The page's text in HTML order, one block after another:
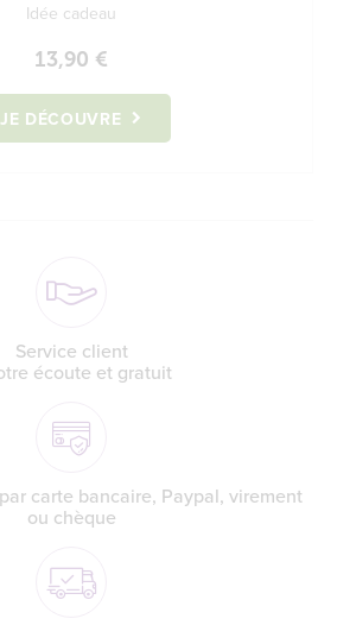
Idée cadeau
13,90 €
JE DÉCOUVRE
Service client
écoute et gratuit
carte bancaire, Paypal, virement
ou chèque